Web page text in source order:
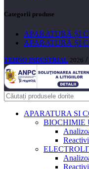
Categorii produse
APARATURĂ ȘI
APARATURĂ ȘI
TEHNO INDUSTRIAL 2026 /
APARATURA SI
BIOCHIMIE